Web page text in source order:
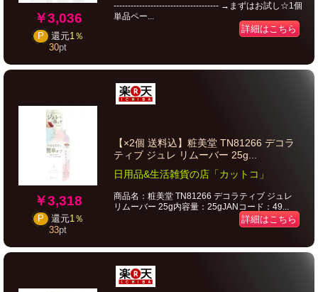
￥3,036
P 還元1％
30pt
------------------------------------- →まずはお試し☆1個
単品ペー...
詳細はこちら
￥3,318
P 還元1％
33pt
【×2個 送料込】粧美堂 TN81266 デコラ
ティブ ジュレ リムーバー 25g...
日用品&生活雑貨の店「カットコ」
商品名：粧美堂 TN81266 デコラティブ ジュレ
リムーバー 25g内容量：25gJANコード：49...
詳細はこちら